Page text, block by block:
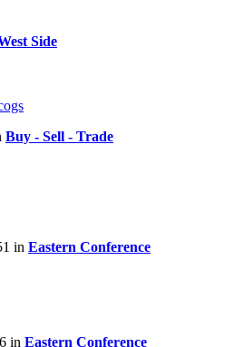
Side
Buy - Sell - Trade
in Eastern Conference
in Eastern Conference